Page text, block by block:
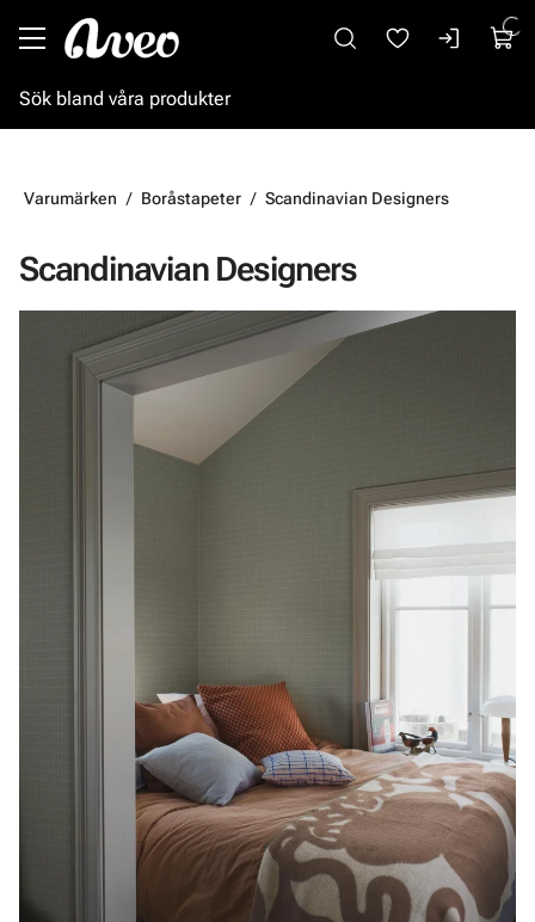
Varumärken Boråstapeter Scandinavian Designers
Scandinavian Designers